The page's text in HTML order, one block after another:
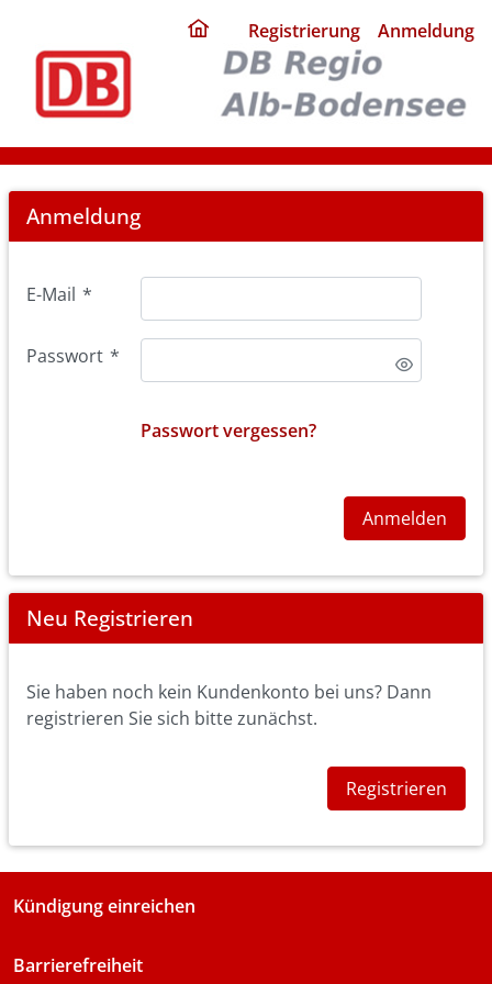
home
page
Registrierung Anmeldung
Login
Anmeldung
E-Mail *
Passwort *
Passwort vergessen?
Anmelden
Neu Registrieren
Sie haben noch kein Kundenkonto bei uns? Dann
registrieren Sie sich bitte zunächst.
Registrieren
Kündigung einreichen
Barrierefreiheit